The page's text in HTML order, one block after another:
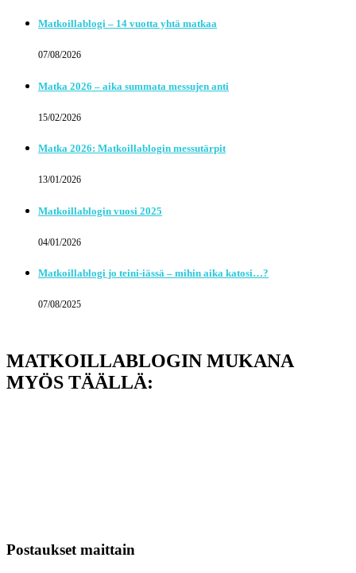
Matkoillablogi – 14 vuotta yhtä matkaa
07/08/2026
Matka 2026 – aika summata messujen anti
15/02/2026
Matka 2026: Matkoillablogin messutärpit
13/01/2026
Matkoillablogin vuosi 2025
04/01/2026
Matkoillablogi jo teini-iässä – mihin aika katosi…?
07/08/2025
MATKOILLABLOGIN MUKANA
MYÖS TÄÄLLÄ:
Postaukset maittain